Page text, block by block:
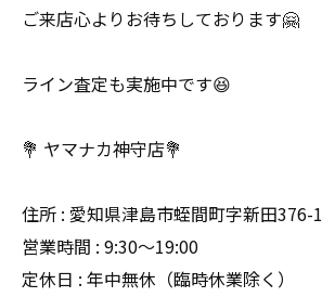
ご来店心よりお待ちしております🤗
ライン査定も実施中です😆
💐 ヤマナカ神守店💐
住所 : 愛知県津島市蛭間町字新田376-1
営業時間 : 9:30〜19:00
定休日 : 年中無休（臨時休業除く）